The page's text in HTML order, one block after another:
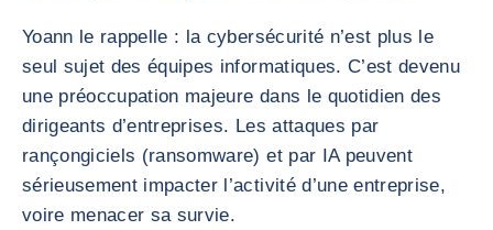
Yoann le rappelle : la cybersécurité n’est plus le
seul sujet des équipes informatiques. C’est devenu
une préoccupation majeure dans le quotidien des
dirigeants d’entreprises. Les attaques par
rançongiciels (ransomware) et par IA peuvent
sérieusement impacter l’activité d’une entreprise,
voire menacer sa survie.